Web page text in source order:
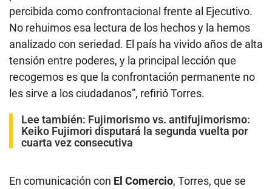
percibida como confrontacional frente al Ejecutivo.
No rehuimos esa lectura de los hechos y la hemos
analizado con seriedad. El país ha vivido años de alta
tensión entre poderes, y la principal lección que
recogemos es que la confrontación permanente no
les sirve a los ciudadanos”, refirió Torres.
Lee también: Fujimorismo vs. antifujimorismo:
Keiko Fujimori disputará la segunda vuelta por
cuarta vez consecutiva
En comunicación con El Comercio, Torres, que se